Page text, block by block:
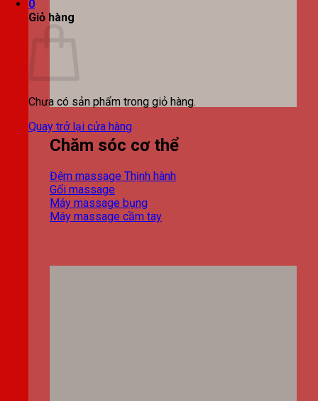
0
Giỏ hàng
Chưa có sản phẩm trong giỏ hàng.
Quay trở lại cửa hàng
Chăm sóc cơ thể
Đệm massage
Gối massage
Máy massage bụng
Máy massage cầm tay